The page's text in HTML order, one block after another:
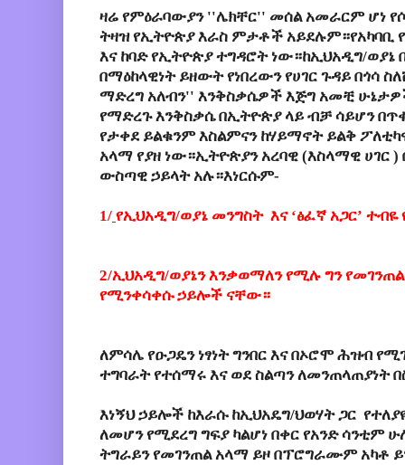
ዛሬ የምዕራባውያን''ሌክቸር'' መሰል አመራርም ሆነ
ትዛዝ የኢትዮጵያ እራስ ምታቶች አይደሉም።የአካባቢ
እና ከባድ የኢትዮጵያ ተግዳሮት ነው።ከኢህአዲግ/ወያኔ
በማዕከላዊነት ይዘውት የነበረውን የሀገር ጉዳይ በጎሳ
ማድረግ አለብን'' እንቅስቃሴዎች እጅግ አመቺ
የማድረጉ እንቅስቃሴ በኢትዮጵያ ላይ ብቻ ሳይሆን
የታቀደ ይልቁንም እስልምናን ከሃይማኖት ይልቅ
አላማ የያዘ ነው።ኢትዮጵያን አረባዊ (እስላማዊ ሀገር )
ውስጣዊ ኃይላት አሉ።እነርሱም-
1/ የኢህአዲግ/ወያኔ መንግስት እና‘ፅፈኛ አጋር’ ተብዬ
2/ኢህአዲግ/ወያኔን እንቃወማለን የሚሉ ግን የመገንጠል
የሚንቀሳቀሱ ኃይሎች ናቸው።
ለምሳሌ የዑጋዴን ነፃነት ግንበር እና በኦሮሞ ሕዝብ
ተግባራት የተሰማሩ እና ወደ ስልጣን ለመንጠላጠያነት
እነኝህ ኃይሎች ከእራሱ ከኢህአዴግ/ህወሃት ጋር
ለመሆን የሚደረግ ግፍያ ካልሆነ በቀር የአንድ ሳንቲም
ትግራይን የመገንጠል አላማ ይዞ በፕሮግራሙም አካቶ